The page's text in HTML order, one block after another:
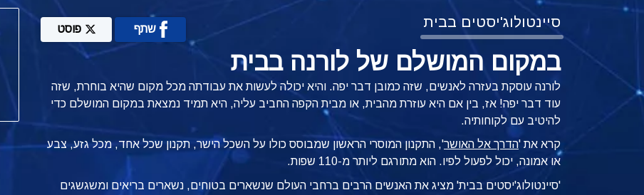
סיינטולוג'יסטים בבית שתף פוסט
במקום המושלם של לורנה בבית
לורנה עוסקת בעזרה לאנשים, שזה כמובן דבר יפה. והיא יכולה לעשות את עבודתה מכל מקום שהיא בוחרת, שזה
עוד דבר יפה! אז, בין אם היא עוזרת מהבית, או מבית הקפה החביב עליה, היא תמיד נמצאת במקום המושלם כדי
להיטיב עם לקוחותיה.
קרא את 'הדרך אל האושר', התקנון המוסרי הראשון שמבוסס כולו על השכל הישר, תקנון שכל אחד, מכל גזע, צבע
או אמונה, יכול לפעול לפיו. הוא מתורגם ליותר מ-110 שפות.
'סיינטולוג'יסטים בבית' מציג את האנשים הרבים ברחבי העולם שנשארים בטוחים, נשארים בריאים ומשגשגים